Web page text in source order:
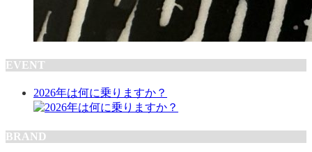
EVENT
2026年は何に乗りますか？
BRAND